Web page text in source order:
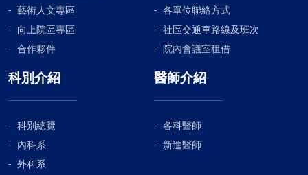
藝術人文專區
各單位聯絡方式
向上院區專區
社區交通車路線及班次
合作夥伴
院內會議室租借
科別介紹
科別總覽
內科系
外科系
醫師介紹
各科醫師
新進醫師